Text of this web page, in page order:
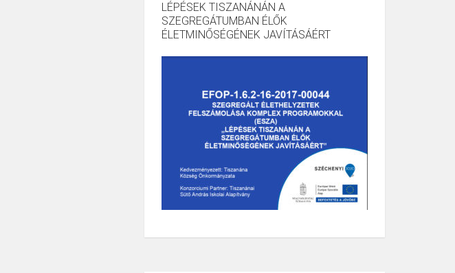
LÉPÉSEK TISZANÁNÁN A
SZEGREGÁTUMBAN ÉLŐK
ÉLETMINŐSÉGÉNEK JAVÍTÁSÁÉRT